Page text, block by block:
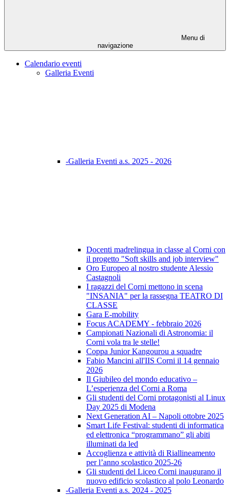
Menu di
navigazione
Calendario eventi
Galleria Eventi
-Galleria Eventi a.s. 2025 - 2026
Docenti madrelingua in classe al Corni con
il progetto "Soft skills and job interview"
Oro Europeo al nostro studente Alessio
Castagnoli
I ragazzi del Corni mettono in scena
"INSANIA" per la rassegna TEATRO DI
CLASSE
Gara E-mobility
Focus ACADEMY - febbraio 2026
Campionati Nazionali di Astronomia: il
Corni vola tra le stelle!
Coppa Junior Kangourou a squadre
Fabio Mancini all'IIS Corni il 14 gennaio
2026
Il Giubileo del mondo educativo –
L’esperienza del Corni a Roma
Gli studenti del Corni protagonisti al Linux
Day 2025 di Modena
Next Generation AI – Napoli ottobre 2025
Smart Life Festival: studenti di informatica
ed elettronica “programmano” gli abiti
illuminati da led
Accoglienza e attività di Riallineamento
per l’anno scolastico 2025-26
Gli studenti del Liceo Corni inaugurano il
nuovo edificio scolastico al polo Leonardo
-Galleria Eventi a.s. 2024 - 2025